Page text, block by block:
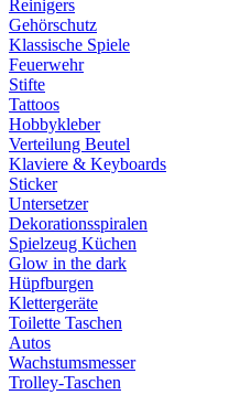
Reinigers
Gehörschutz
Klassische Spiele
Feuerwehr
Stifte
Tattoos
Hobbykleber
Verteilung Beutel
Klaviere & Keyboards
Sticker
Untersetzer
Dekorationsspiralen
Spielzeug Küchen
Glow in the dark
Hüpfburgen
Klettergeräte
Toilette Taschen
Autos
Wachstumsmesser
Trolley-Taschen